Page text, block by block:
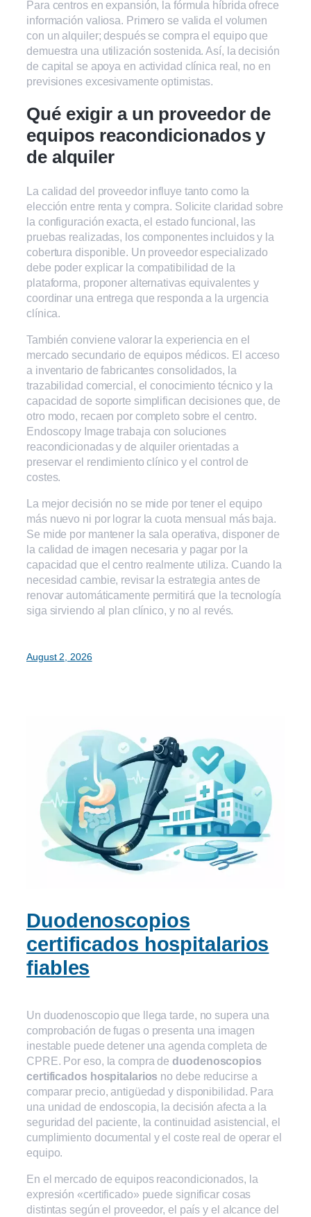
Para centros en expansión, la fórmula híbrida ofrece
información valiosa. Primero se valida el volumen
con un alquiler; después se compra el equipo que
demuestra una utilización sostenida. Así, la decisión
de capital se apoya en actividad clínica real, no en
previsiones excesivamente optimistas.
Qué exigir a un proveedor de
equipos reacondicionados y
de alquiler
La calidad del proveedor influye tanto como la
elección entre renta y compra. Solicite claridad sobre
la configuración exacta, el estado funcional, las
pruebas realizadas, los componentes incluidos y la
cobertura disponible. Un proveedor especializado
debe poder explicar la compatibilidad de la
plataforma, proponer alternativas equivalentes y
coordinar una entrega que responda a la urgencia
clínica.
También conviene valorar la experiencia en el
mercado secundario de equipos médicos. El acceso
a inventario de fabricantes consolidados, la
trazabilidad comercial, el conocimiento técnico y la
capacidad de soporte simplifican decisiones que, de
otro modo, recaen por completo sobre el centro.
Endoscopy Image trabaja con soluciones
reacondicionadas y de alquiler orientadas a
preservar el rendimiento clínico y el control de
costes.
La mejor decisión no se mide por tener el equipo
más nuevo ni por lograr la cuota mensual más baja.
Se mide por mantener la sala operativa, disponer de
la calidad de imagen necesaria y pagar por la
capacidad que el centro realmente utiliza. Cuando la
necesidad cambie, revisar la estrategia antes de
renovar automáticamente permitirá que la tecnología
siga sirviendo al plan clínico, y no al revés.
August 2, 2026
Duodenoscopios
certificados hospitalarios
fiables
Un duodenoscopio que llega tarde, no supera una
comprobación de fugas o presenta una imagen
inestable puede detener una agenda completa de
CPRE. Por eso, la compra deduodenoscopios
certificados hospitalarios no debe reducirse a
comparar precio, antigüedad y disponibilidad. Para
una unidad de endoscopia, la decisión afecta a la
seguridad del paciente, la continuidad asistencial, el
cumplimiento documental y el coste real de operar el
equipo.
En el mercado de equipos reacondicionados, la
expresión «certificado» puede significar cosas
distintas según el proveedor, el país y el alcance del